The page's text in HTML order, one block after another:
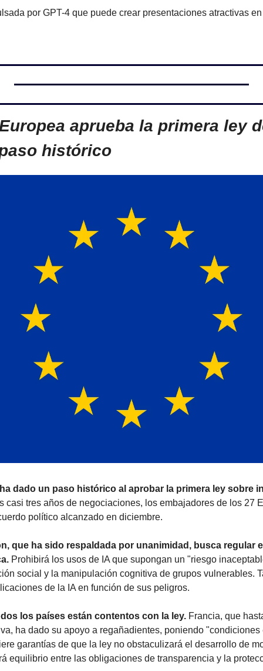
por GPT-4 que puede crear presentaciones atractivas
aprueba la primera ley
histórico
dado un paso histórico al aprobar la primera ley sobre
casi tres años de negociaciones, los embajadores de los 27
político alcanzado en diciembre.
que ha sido respaldada por unanimidad, busca regular
Prohibirá los usos de IA que supongan un "riesgo
social y la manipulación cognitiva de grupos vulnerables.
de la IA en función de sus peligros.
los países están contentos con la ley. Francia, que
ha dado su apoyo a regañadientes, poniendo "condiciones
garantías de que la ley no obstaculizará el desarrollo de
equilibrio entre las obligaciones de transparencia y la